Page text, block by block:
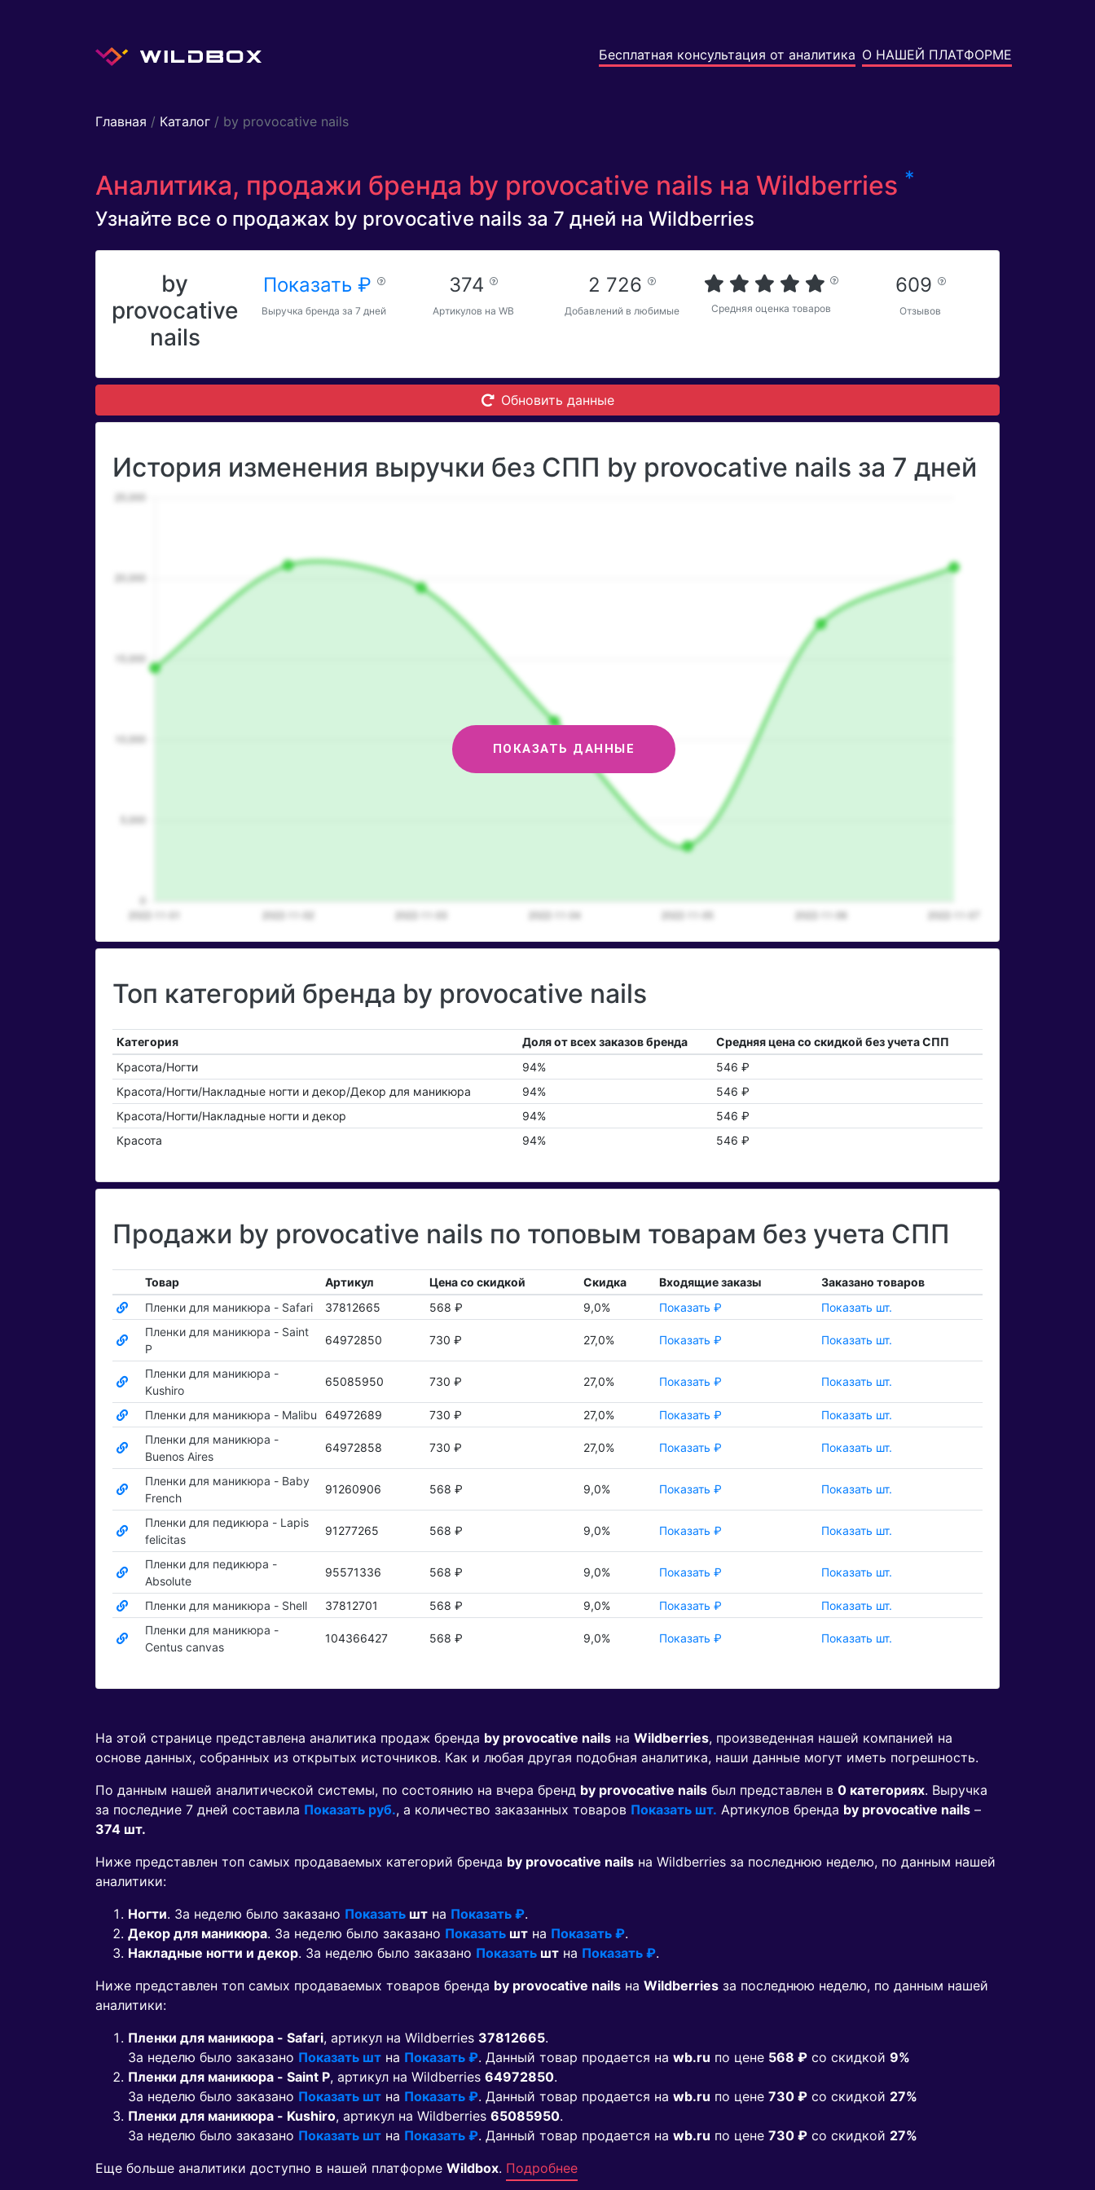
Бесплатная консультация от аналитика О НАШЕЙ ПЛАТФОРМЕ
Главная / Каталог / by provocative nails
Аналитика, продажи бренда by provocative nails на Wildberries *
Узнайте все о продажах by provocative nails за 7 дней на Wildberries
by
provocative
nails
Показать ₽
Выручка бренда за 7 дней
374
Артикулов на WB
2 726
Добавлений в любимые Средняя оценка товаров
609
Отзывов
Обновить данные
История изменения выручки без СПП by provocative nails за 7 дней
ПОКАЗАТЬ ДАННЫЕ
Топ категорий бренда by provocative nails
Категория Доля от всех заказов бренда
Средняя цена со скидкой без учета СПП
Красота/Ногти
94%
546 ₽
Красота/Ногти/Накладные ногти и декор/Декор для маникюра
94%
546 ₽
Красота/Ногти/Накладные ногти и декор
94%
546 ₽
Красота
94% 546 ₽
Продажи by provocative nails по топовым товарам без учета СПП
Товар Артикул Цена со скидкой Скидка Входящие заказы
Заказано товаров
Пленки для маникюра - Safari
37812665 568 ₽ 9,0% Показать ₽
Показать шт.
Пленки для маникюра - Saint
P
64972850 730 ₽ 27,0% Показать ₽ Показать шт.
Пленки для маникюра -
Kushiro
65085950 730 ₽ 27,0% Показать ₽ Показать шт.
Пленки для маникюра - Malibu 64972689 730 ₽ 27,0% Показать ₽
Показать шт.
Пленки для маникюра -
Buenos Aires
64972858 730 ₽ 27,0% Показать ₽ Показать шт.
Пленки для маникюра - Baby
French
91260906 568 ₽ 9,0% Показать ₽ Показать шт.
Пленки для педикюра - Lapis
felicitas
91277265 568 ₽ 9,0% Показать ₽ Показать шт.
Пленки для педикюра -
Absolute
95571336 568 ₽ 9,0% Показать ₽ Показать шт.
Пленки для маникюра - Shell 37812701 568 ₽ 9,0% Показать ₽
Показать шт.
Пленки для маникюра -
Centus canvas
104366427 568 ₽ 9,0% Показать ₽ Показать шт.
На этой странице представлена аналитика продаж бренда by provocative nails на Wildberries, произведенная нашей компанией на
основе данных, собранных из открытых источников. Как и любая другая подобная аналитика, наши данные могут иметь погрешность.
По данным нашей аналитической системы, по состоянию на вчера бренд by provocative nails был представлен в 0 категориях. Выручка
за последние 7 дней составила Показать руб., а количество заказанных товаров Показать шт. Артикулов бренда by provocative nails –
374 шт.
Ниже представлен топ самых продаваемых категорий бренда by provocative nails на Wildberries за последнюю неделю, по данным нашей
аналитики:
Ногти. За неделю было заказано Показать шт на Показать ₽.
Декор для маникюра. За неделю было заказано Показать шт на Показать ₽.
Накладные ногти и декор. За неделю было заказано Показать шт на Показать ₽.
Ниже представлен топ самых продаваемых товаров бренда by provocative nails на Wildberries за последнюю неделю, по данным нашей
аналитики:
Пленки для маникюра - Safari, артикул на Wildberries 37812665.
За неделю было заказано Показать шт на Показать ₽. Данный товар продается на wb.ru по цене 568 ₽ co скидкой 9%
Пленки для маникюра - Saint P, артикул на Wildberries 64972850.
За неделю было заказано Показать шт на Показать ₽. Данный товар продается на wb.ru по цене 730 ₽ co скидкой 27%
Пленки для маникюра - Kushiro, артикул на Wildberries 65085950.
За неделю было заказано Показать шт на Показать ₽. Данный товар продается на wb.ru по цене 730 ₽ co скидкой 27%
Еще больше аналитики доступно в нашей платформе Wildbox. Подробнее